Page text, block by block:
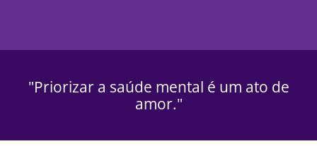
"Priorizar a saúde mental é um ato de
amor."